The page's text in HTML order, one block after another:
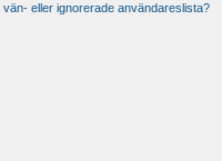
eller ignorerade användareslista?